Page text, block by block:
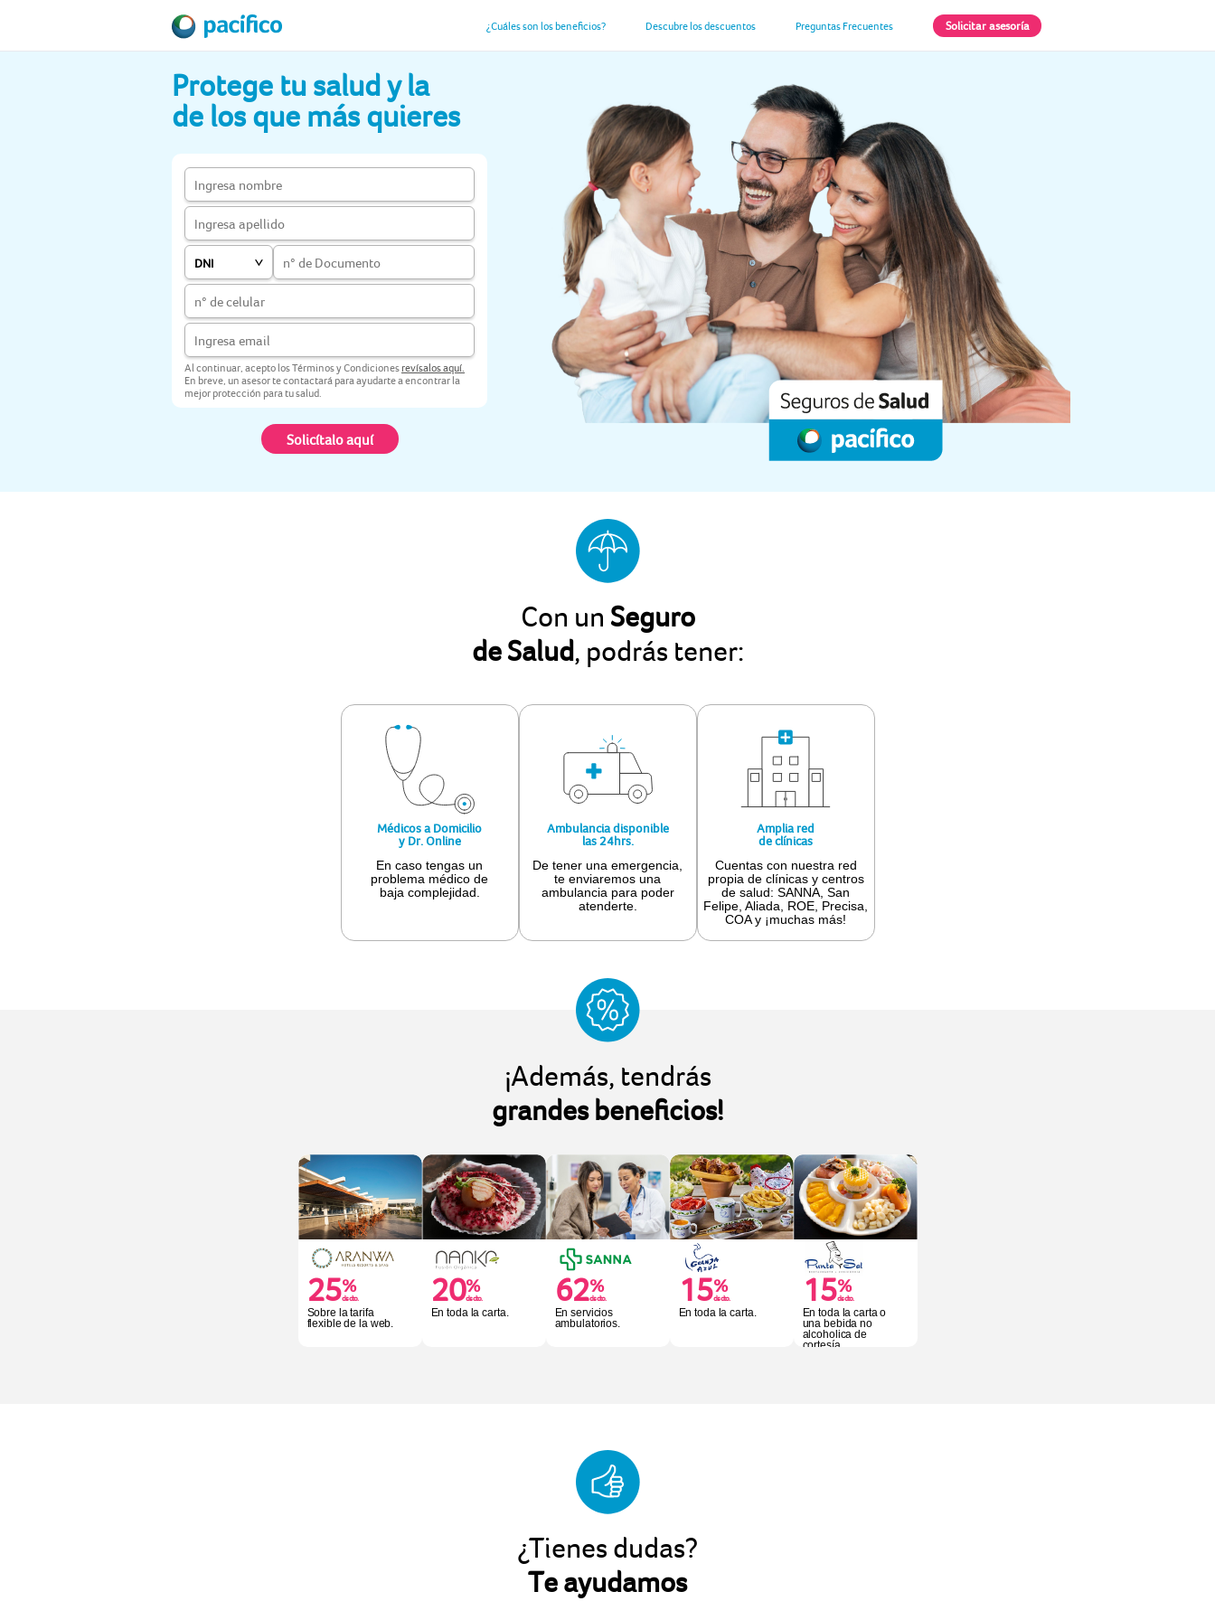
¿Cuáles son los beneficios? Descubre los descuentos Preguntas Frecuentes Solicitar asesoría
Protege tu salud y la
de los que más quieres
DNI
Al continuar, acepto los Términos y Condiciones revísalos aquí.
En breve, un asesor te contactará para ayudarte a encontrar la
mejor protección para tu salud.
Con un Seguro
de Salud, podrás tener:
Médicos a Domicilio
y Dr. Online
En caso tengas un
problema médico de
baja complejidad.
Ambulancia disponible
las 24hrs.
De tener una emergencia,
te enviaremos una
ambulancia para poder
atenderte.
Amplia red
de clínicas
Cuentas con nuestra red
propia de clínicas y centros
de salud: SANNA, San
Felipe, Aliada, ROE, Precisa,
COA y ¡muchas más!
¡Además, tendrás
grandes beneficios!
25%
dscto.
Sobre la tarifa
flexible de la web.
20%
dscto.
En toda la carta.
62%
dscto.
En servicios
ambulatorios.
15%
dscto.
En toda la carta.
15%
dscto.
En toda la carta o
una bebida no
alcoholica de
cortesía.
¿Tienes dudas?
Te ayudamos